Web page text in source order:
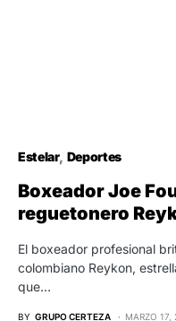
Estelar Deportes
Boxeador Joe
reguetonero
El boxeador profesional
colombiano Reykon,
que…
BY GRUPO CERTEZA MARZO 17,